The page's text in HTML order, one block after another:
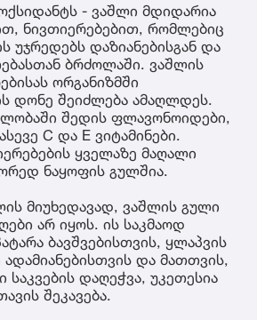
- ვაშლი მდიდარია
ნივთიერებებით, რომლებიც
უჯრედებს დაზიანებისგან და
ბრძოლაში. ვაშლის
ორგანიზმში
დონე შეიძლება ამაღლდეს.
შედის ფლავონოიდები,
C და E ვიტამინები.
ყველაზე მაღალი
ნაყოფის გულშია.
მიუხედავად, ვაშლის გული
არ იყოს. ის საკმაოდ
ბავშვებისთვის, ყლაპვის
და მათთვის,
საკვების დაღეჭვა, უკეთესია
შეკავება.